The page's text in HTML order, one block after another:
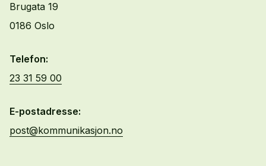
Brugata 19
0186 Oslo
Telefon:
23 31 59 00
E-postadresse:
post@kommunikasjon.no